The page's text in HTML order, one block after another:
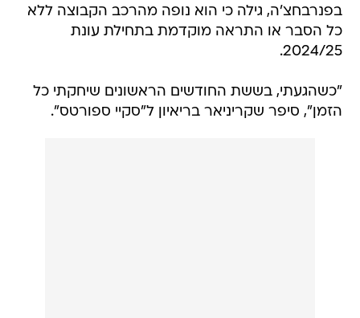
בפנרבחצ'ה, גילה כי הוא נופה מהרכב הקבוצה ללא
כל הסבר או התראה מוקדמת בתחילת עונת
2024/25.
"כשהגעתי, בששת החודשים הראשונים שיחקתי כל
הזמן", סיפר שקריניאר בריאיון ל"סקיי ספורטס".